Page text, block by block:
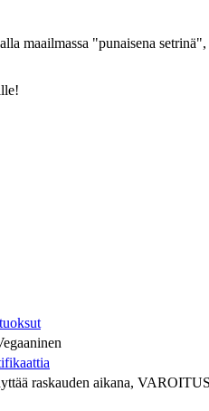
maailmassa "punaisena
raskauden aikana,